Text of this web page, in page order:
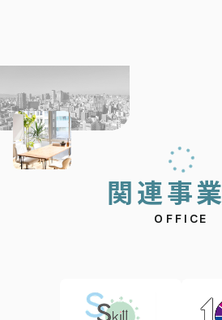
関連事業
OFFICE